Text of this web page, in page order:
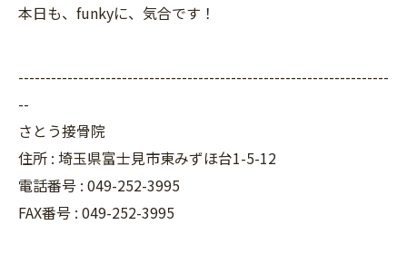
本日も、funkyに、気合です！
--------------------------------------------------------------------
--
さとう接骨院
住所 : 埼玉県富士見市東みずほ台1-5-12
電話番号 : 049-252-3995
FAX番号 : 049-252-3995